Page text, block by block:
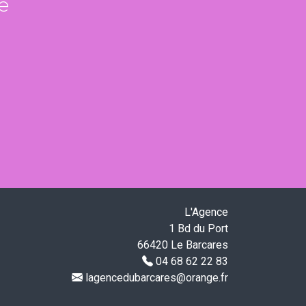
L'Agence
1 Bd du Port
66420 Le Barcares
04 68 62 22 83
lagencedubarcares@orange.fr